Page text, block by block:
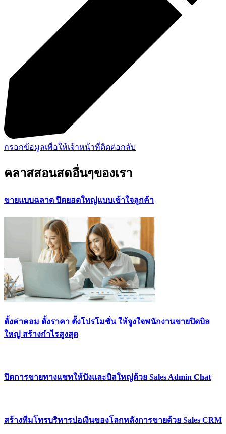
กรอกข้อมูลเพื่อให้เจ้าหน้าที่ติดต่อกลับ
คลาสสอนสดอื่นๆของเรา
ขายแบบฉลาด ปิดยอดใหญ่แบบเข้าใจลูกค้า
ตั้งค่าคอม ตั้งราคา ตั้งโปรโมชั่น ให้จูงใจพนักงานขายปิดบิล
ใหญ่ สร้างกำไรสูงสุด
ปิดการขายทางแชทให้ปังและบิลใหญ่ด้วย Sales Admin Chat
สร้างทีมโทรบริหารบ่อเงินของโลกหลังการขายด้วย Sales CRM